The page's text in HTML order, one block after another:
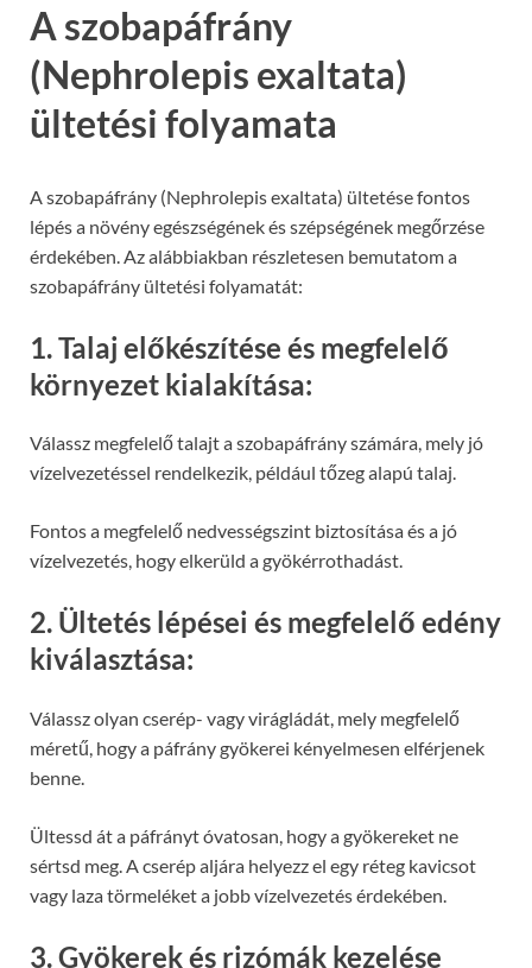
A szobapáfrány
(Nephrolepis exaltata)
ültetési folyamata
A szobapáfrány (Nephrolepis exaltata) ültetése fontos
lépés a növény egészségének és szépségének megőrzése
érdekében. Az alábbiakban részletesen bemutatom a
szobapáfrány ültetési folyamatát:
1. Talaj előkészítése és megfelelő
környezet kialakítása:
Válassz megfelelő talajt a szobapáfrány számára, mely jó
vízelvezetéssel rendelkezik, például tőzeg alapú talaj.
Fontos a megfelelő nedvességszint biztosítása és a jó
vízelvezetés, hogy elkerüld a gyökérrothadást.
2. Ültetés lépései és megfelelő edény
kiválasztása:
Válassz olyan cserép- vagy virágládát, mely megfelelő
méretű, hogy a páfrány gyökerei kényelmesen elférjenek
benne.
Ültessd át a páfrányt óvatosan, hogy a gyökereket ne
sértsd meg. A cserép aljára helyezz el egy réteg kavicsot
vagy laza törmeléket a jobb vízelvezetés érdekében.
3. Gyökerek és rizómák kezelése